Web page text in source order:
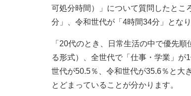
可処分時間）」について質問したとこ
分」、令和世代が「4時間34分」とな
「20代のとき、日常生活の中で優先
る形式）、全世代で「仕事・学業」
世代が50.5％、令和世代が35.6％と大
とどまっていることが分かります。